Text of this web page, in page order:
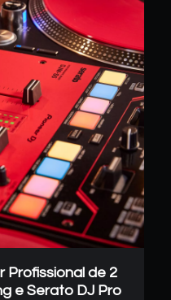
Profissional de 2
e Serato DJ Pro